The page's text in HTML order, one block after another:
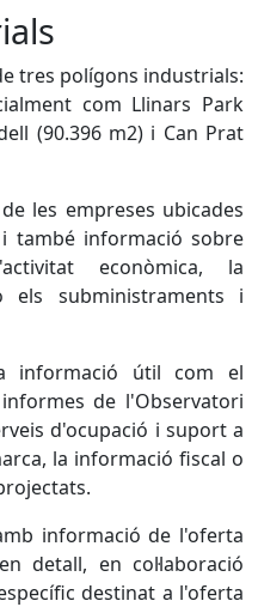
tres polígons industrials:
com Llinars Park
(90.396 m2) i Can Prat
les empreses ubicades
també informació sobre
econòmica, la
els subministraments i
informació útil com el
de l'Observatori
d'ocupació i suport a
la informació fiscal o
informació de l'oferta
detall, en col·laboració
destinat a l'oferta